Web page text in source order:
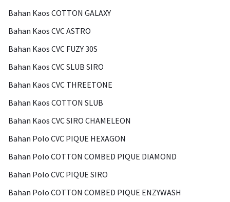
Bahan Kaos COTTON GALAXY
Bahan Kaos CVC ASTRO
Bahan Kaos CVC FUZY 30S
Bahan Kaos CVC SLUB SIRO
Bahan Kaos CVC THREETONE
Bahan Kaos COTTON SLUB
Bahan Kaos CVC SIRO CHAMELEON
Bahan Polo CVC PIQUE HEXAGON
Bahan Polo COTTON COMBED PIQUE DIAMOND
Bahan Polo CVC PIQUE SIRO
Bahan Polo COTTON COMBED PIQUE ENZYWASH